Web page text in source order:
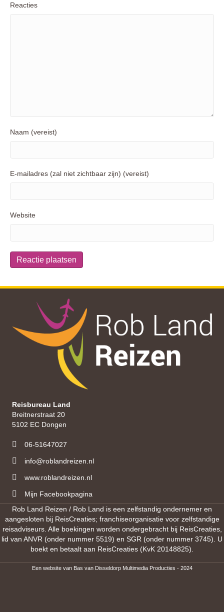
Reacties
Naam (vereist)
E-mailadres (zal niet zichtbaar zijn) (vereist)
Website
Reisbureau Land
Breitnerstraat 20
5102 EC Dongen
06-51647027
info@roblandreizen.nl
https://roblandreizen.nl/
www.roblandreizen.nl
Mijn Facebookpagina
Rob Land Reizen / Rob Land is een zelfstandig ondernemer en
aangesloten bij ReisCreaties; franchiseorganisatie voor zelfstandige
reisadviseurs. Alle boekingen worden ondergebracht bij ReisCreaties,
lid van ANVR (onder nummer 5519) en SGR (onder nummer 3745). U
boekt en betaalt aan ReisCreaties (KvK 20148825).
Een website van Bas van Disseldorp Multimedia Producties - 2024